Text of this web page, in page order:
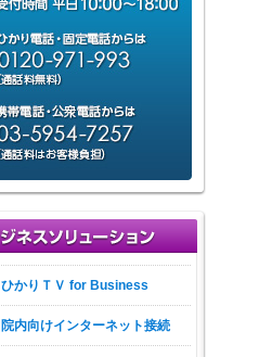
ひかりＴＶ for Business
院内向けインターネット接続